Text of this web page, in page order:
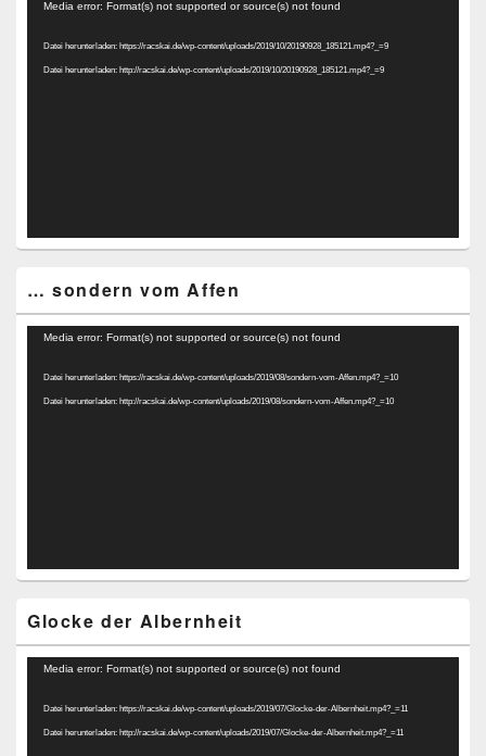
Video-
Media error: Format(s) not supported or source(s) not found
Datei herunterladen: https://racskai.de/wp-content/uploads/2019/10/20190928_185121.mp4?_=9
Datei herunterladen: http://racskai.de/wp-content/uploads/2019/10/20190928_185121.mp4?_=9
… sondern vom Affen
Video-
Media error: Format(s) not supported or source(s) not found
Datei herunterladen: https://racskai.de/wp-content/uploads/2019/08/sondern-vom-Affen.mp4?_=10
Datei herunterladen: http://racskai.de/wp-content/uploads/2019/08/sondern-vom-Affen.mp4?_=10
Glocke der Albernheit
Video-
Media error: Format(s) not supported or source(s) not found
Datei herunterladen: https://racskai.de/wp-content/uploads/2019/07/Glocke-der-Albernheit.mp4?_=11
Datei herunterladen: http://racskai.de/wp-content/uploads/2019/07/Glocke-der-Albernheit.mp4?_=11